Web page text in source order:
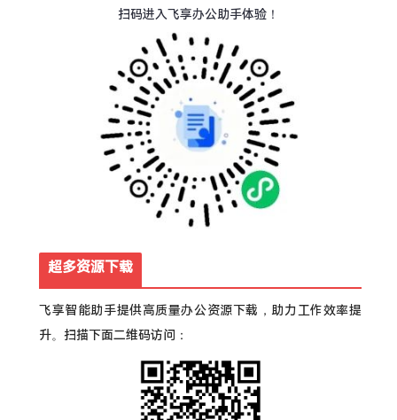
扫码进入飞享办公助手体验！
超多资源下载
飞享智能助手提供高质量办公资源下载，助力工作效率提
升。扫描下面二维码访问：